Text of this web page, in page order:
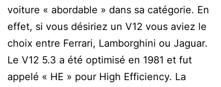
voiture « abordable » dans sa catégorie. En
effet, si vous désiriez un V12 vous aviez le
choix entre Ferrari, Lamborghini ou Jaguar.
Le V12 5.3 a été optimisé en 1981 et fut
appelé « HE » pour High Efficiency. La